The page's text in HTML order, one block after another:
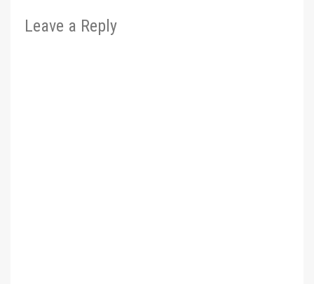
Leave a Reply